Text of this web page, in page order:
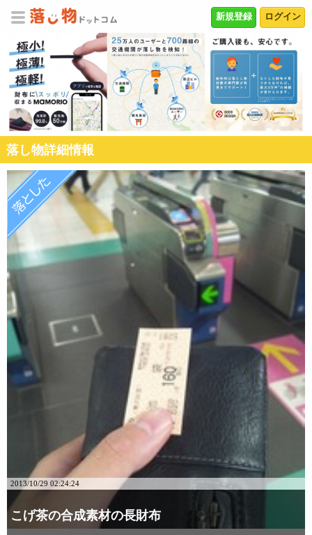
ログイン
新規登録
落し物詳細情報
2013/10/29 02:24:24
こげ茶の合成素材の長財布